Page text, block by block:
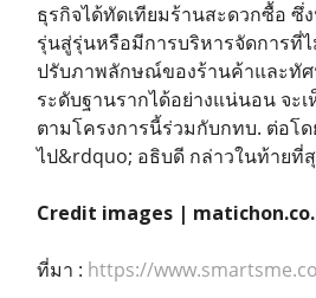
ธุรกิจได้ทัดเทียมร้านสะดวกซื้อ ซึ่
รุ่นสู่รุ่นหรือมีการบริหารจัดการที่
ปรับภาพลักษณ์ของร้านค้าและทัศ
ระดับฐานรากได้อย่างแน่นอน จ
ตามโครงการนี้ร่วมกับกทบ. ต่อโ
ไป&rdquo; อธิบดี กล่าวในท้ายที่
Credit images |
ที่มา : https://